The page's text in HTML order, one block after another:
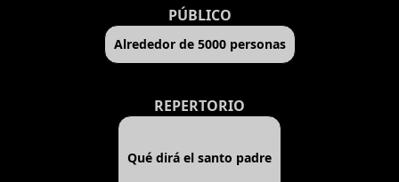
PÚBLICO
Alrededor de 5000 personas
REPERTORIO
Qué dirá el santo padre